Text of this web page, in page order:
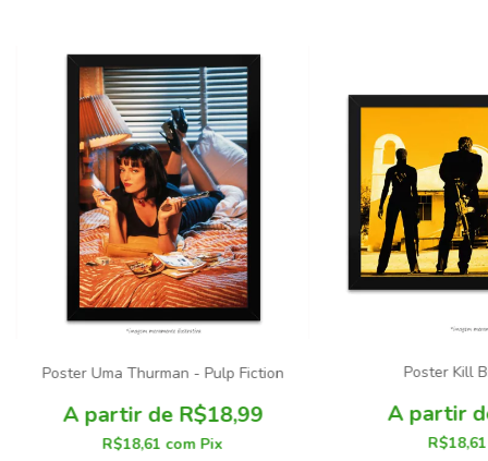
Poster Uma Thurman - Pulp Fiction
R$18,99
R$18,61 com Pix
Poster Kill